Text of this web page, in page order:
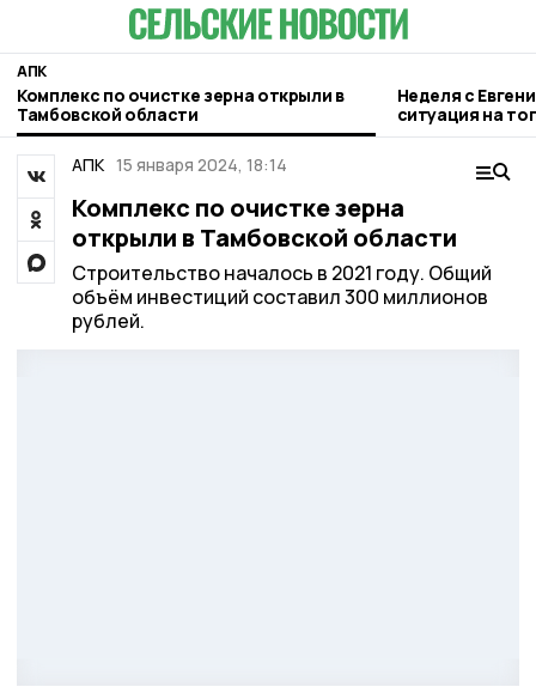
АПК
Комплекс по очистке зерна открыли в
Тамбовской области
Неделя с
ситуация на
городе и
АПК 15 января 2024, 18:14
Комплекс по очистке зерна
открыли в Тамбовской области
Строительство началось в 2021 году. Общий
объём инвестиций составил 300 миллионов
рублей.